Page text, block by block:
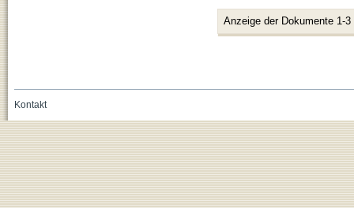
Anzeige der Dokumente 1-3
Kontakt